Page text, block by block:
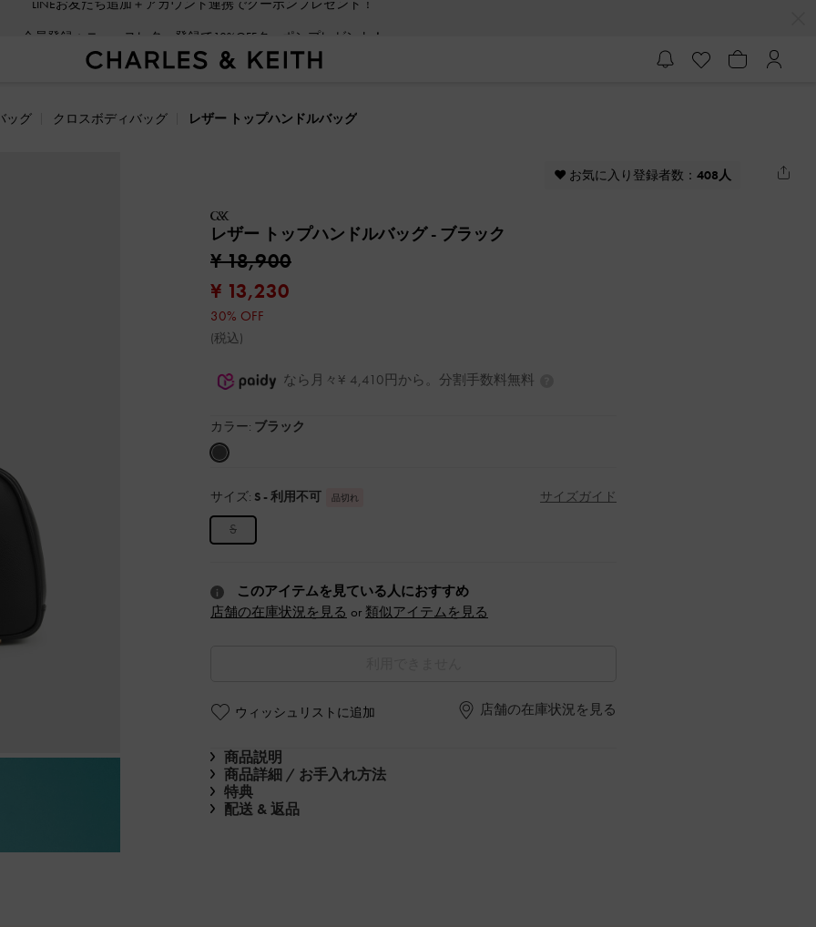
ッグ クロスボディバッグ レザー トップハンドルバッグ
♥ お気に入り登録者数： 408人
レザー トップハンドルバッグ- ブラック
¥ 18,900
¥ 13,230
30% OFF
(税込)
なら月々¥ 4,410円から。分割手数料無料
カラー: ブラック
サイズ: S - 利用不可 品切れ サイズガイド
S
このアイテムを見ている人におすすめ
店舗の在庫状況を見る or 類似アイテムを見る
ウィッシュリストに追加 店舗の在庫状況を見る
商品説明
商品詳細 / お手入れ方法
特典
配送 & 返品